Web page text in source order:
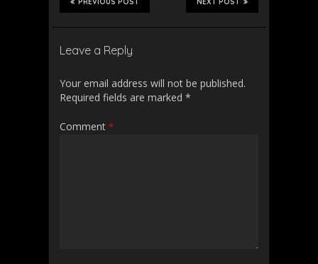
Leave a Reply
Your email address will not be published.
Required fields are marked *
Comment *